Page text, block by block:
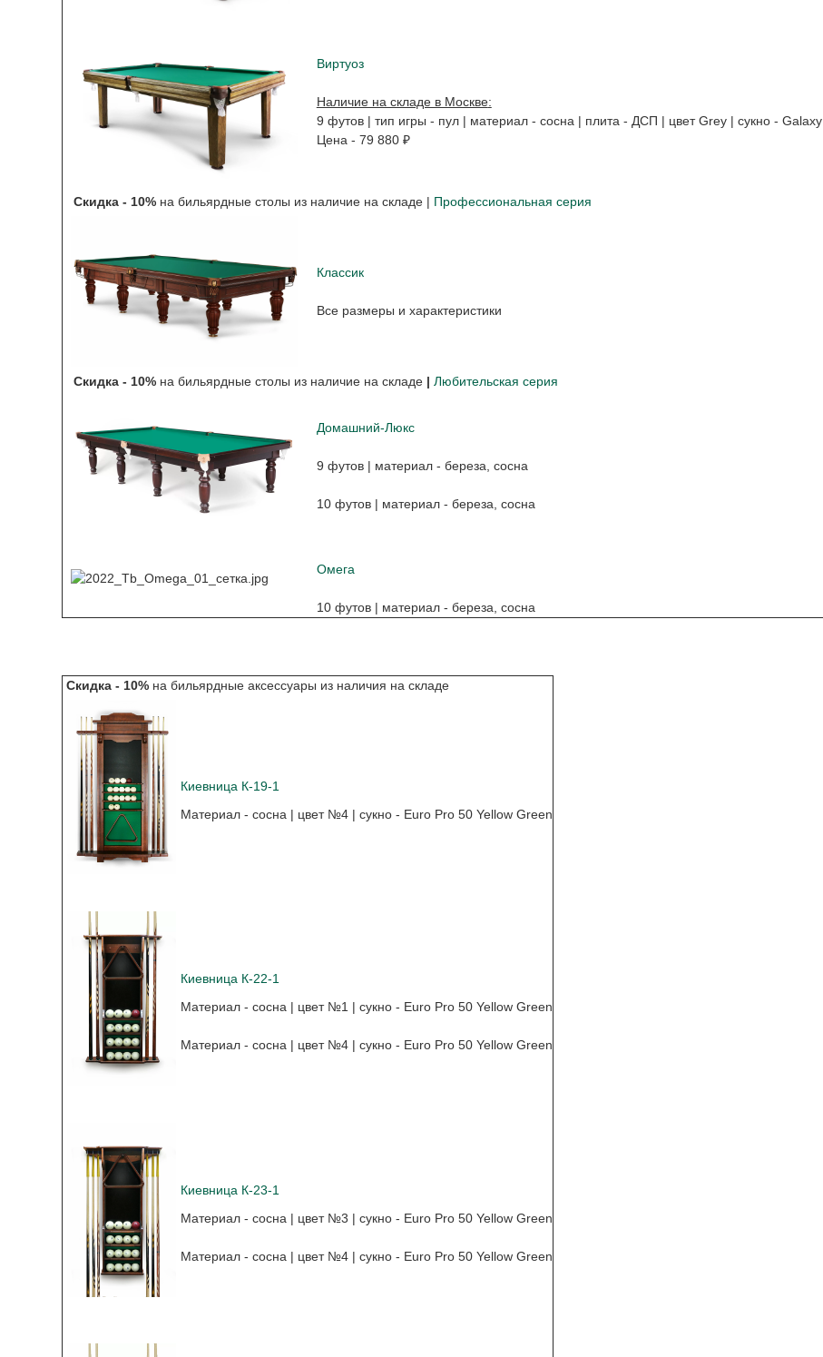
Виртуоз
Наличие на складе в Москве:
9 футов | тип игры - пул | материал - сосна | плита - ДСП | цвет Grey | сукно - Galaxy
Цена - 79 880 ₽
Скидка - 10%на бильярдные столы из наличие на складе | Профессиональная серия
Классик
Все размеры и характеристики
Скидка - 10% на бильярдные столы из наличие на складе| Любительская серия
Домашний-Люкс
9 футов | материал - береза, сосна
10 футов | материал - береза, сосна
Омега
10 футов | материал - береза, сосна
Скидка - 10%на бильярдные аксессуары из наличия на складе
Киевница К-19-1
Материал - сосна | цвет №4 | сукно - Euro Pro 50 Yellow Green
Киевница К-22-1
Материал - сосна | цвет №1 | сукно - Euro Pro 50 Yellow Green
Материал - сосна | цвет №4 | сукно - Euro Pro 50 Yellow Green
Киевница К-23-1
Материал - сосна | цвет №3 | сукно - Euro Pro 50 Yellow Green
Материал - сосна | цвет №4 | сукно - Euro Pro 50 Yellow Green